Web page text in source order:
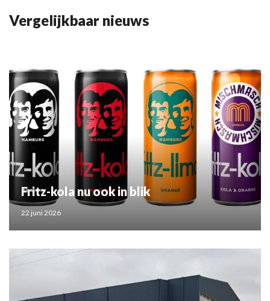
Vergelijkbaar nieuws
Fritz-kola nu ook in blik
22 juni 2026